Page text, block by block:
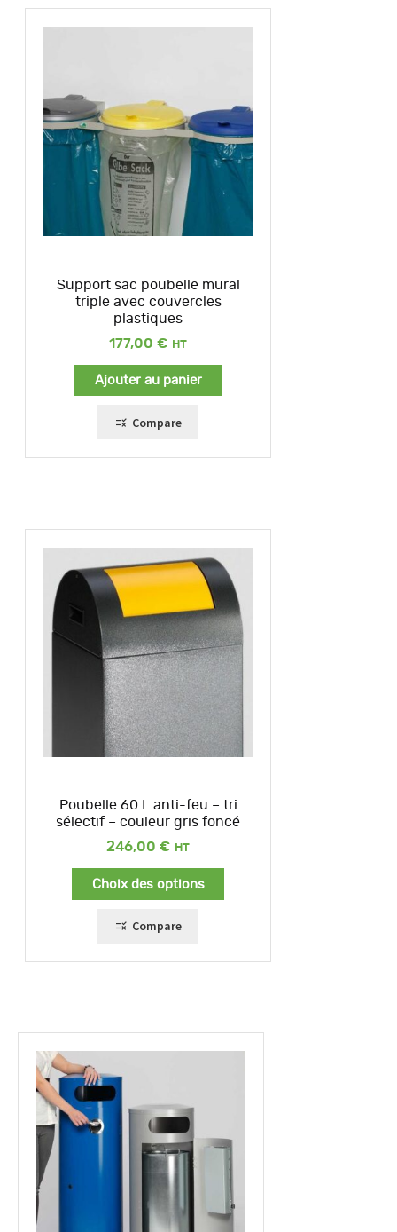
Support sac poubelle mural
triple avec couvercles
plastiques
177,00 €
Ajouter au panier
Compare
Poubelle 60 L anti-feu – tri
sélectif – couleur gris foncé
246,00 €
Choix des options
Compare